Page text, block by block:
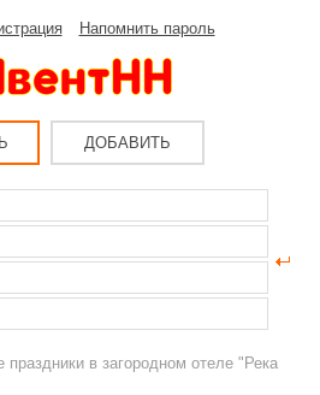
Напомнить пароль
ДОБАВИТЬ
праздники в загородном отеле "Река